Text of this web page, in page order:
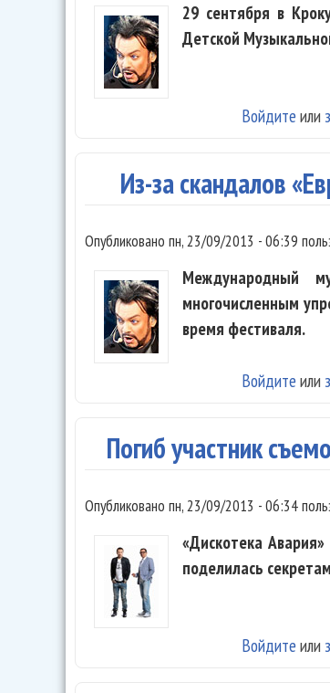
29 сентября в
Детской
Войдите или
Из-за скандалов
Опубликовано пн, 23/09/2013 - 06:39
Международный
многочисленным
время фестиваля.
Войдите или
Погиб участник
Опубликовано пн, 23/09/2013 - 06:34
«Дискотека
поделилась
Войдите или